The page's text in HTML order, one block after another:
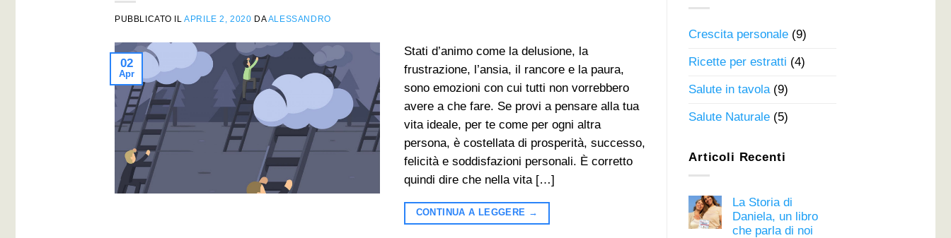
PUBBLICATO ILAPRILE 2, 2020 DAALESSANDRO
02
Apr
Stati d’animo come la delusione, la
frustrazione, l’ansia, il rancore e la paura,
sono emozioni con cui tutti non vorrebbero
avere a che fare. Se provi a pensare alla tua
vita ideale, per te come per ogni altra
persona, è costellata di prosperità, successo,
felicità e soddisfazioni personali. È corretto
quindi dire che nella vita […]
CONTINUA A LEGGERE →
Crescita personale (9)
Ricette per estratti (4)
Salute in tavola (9)
Salute Naturale (5)
Articoli Recenti
La Storia di
Daniela, un libro
che parla di noi